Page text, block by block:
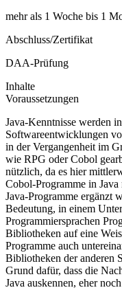
mehr als 1 Woche bis 1
Abschluss/Zertifikat
DAA-Prüfung
Inhalte
Voraussetzungen
Java-Kenntnisse werden
Softwareentwicklungen
in der Vergangenheit im
wie RPG oder Cobol
nützlich, da es hier
Cobol-Programme in Java
Java-Programme ergänzt
Bedeutung, in einem
Programmiersprachen
Bibliotheken auf eine
Programme auch
Bibliotheken der anderen
Grund dafür, dass die
Java auskennen, eher